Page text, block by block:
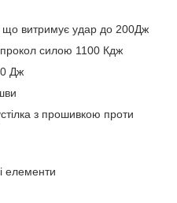
що витримує удар до 200Дж
прокол силою 1100 Кдж
Дж
з прошивкою проти
елементи